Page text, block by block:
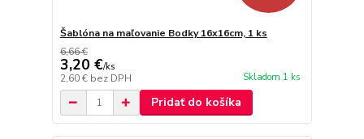
Šablóna na maľovanie Bodky 16x16cm, 1 ks
6,66 €
3,20 €/ks
2,60 € bez DPH Skladom 1 ks
Pridať do košíka